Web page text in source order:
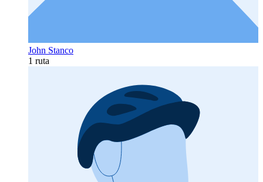
John Stanco
1 ruta